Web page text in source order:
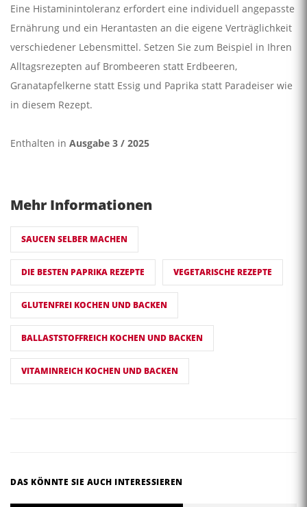
Eine Histaminintoleranz erfordert eine individuell angepasste
Ernährung und ein Herantasten an die eigene Verträglichkeit
verschiedener Lebensmittel. Setzen Sie zum Beispiel in Ihren
Alltagsrezepten auf Brombeeren statt Erdbeeren,
Granatapfelkerne statt Essig und Paprika statt Paradeiser wie
in diesem Rezept.
Enthalten in Ausgabe 3 / 2025
Mehr Informationen
SAUCEN SELBER MACHEN
DIE BESTEN PAPRIKA REZEPTE VEGETARISCHE REZEPTE
GLUTENFREI KOCHEN UND BACKEN
BALLASTSTOFFREICH KOCHEN UND BACKEN
VITAMINREICH KOCHEN UND BACKEN
DAS KÖNNTE SIE AUCH INTERESSIEREN